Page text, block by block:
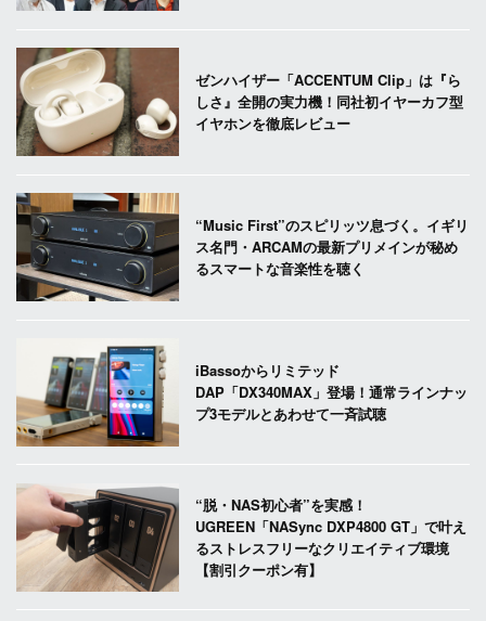
ゼンハイザー「ACCENTUM Clip」は『ら
しさ』全開の実力機！同社初イヤーカフ型
イヤホンを徹底レビュー
“Music First”のスピリッツ息づく。イギリ
ス名門・ARCAMの最新プリメインが秘め
るスマートな音楽性を聴く
iBassoからリミテッド
DAP「DX340MAX」登場！通常ラインナッ
プ3モデルとあわせて一斉試聴
“脱・NAS初心者”を実感！
UGREEN「NASync DXP4800 GT」で叶え
るストレスフリーなクリエイティブ環境
【割引クーポン有】